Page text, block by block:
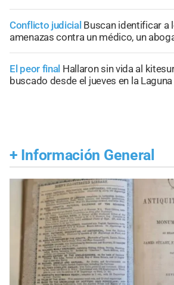
Conflicto judicial Buscan identificar a
amenazas contra un médico, un
El peor final Hallaron sin vida al
buscado desde el jueves en la
+ Información General